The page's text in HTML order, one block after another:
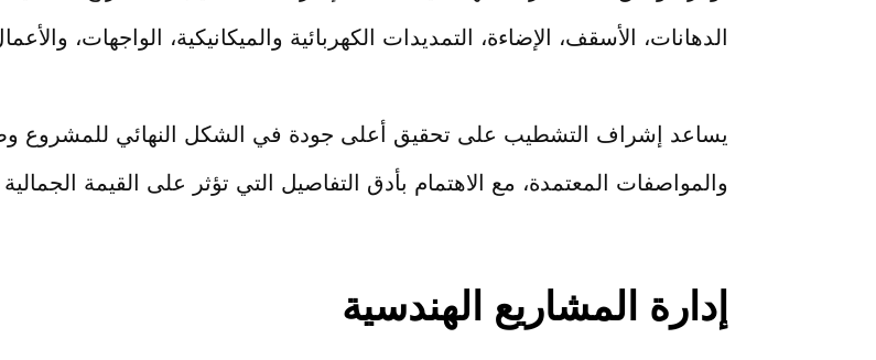
الدهانات، الأسقف، الإضاءة، التمديدات الكهربائية والميكانيكية، الواجهات،
يساعد إشراف التشطيب على تحقيق أعلى جودة في الشكل النهائي للمشروع
والمواصفات المعتمدة، مع الاهتمام بأدق التفاصيل التي تؤثر على القيمة
إدارة المشاريع الهندسية